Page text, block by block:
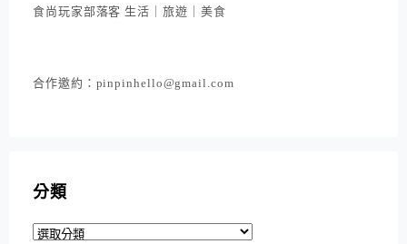
食尚玩家部落客 生活｜旅遊｜美食
合作邀約：pinpinhello@gmail.com
分類
分